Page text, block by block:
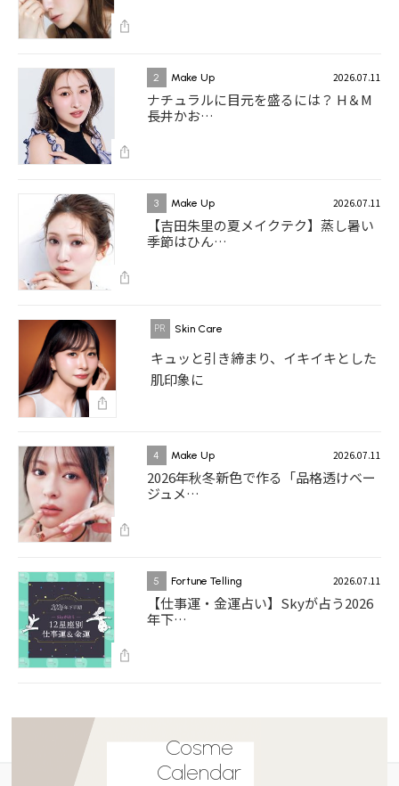
2 Make Up 2026.07.11
ナチュラルに目元を盛るには？ H＆M
長井かお…
3 Make Up 2026.07.11
【吉田朱里の夏メイクテク】蒸し暑い
季節はひん…
Skin Care
キュッと引き締まり、イキイキとした
肌印象に
4 Make Up 2026.07.11
2026年秋冬新色で作る「品格透けベー
ジュメ…
5 Fortune Telling 2026.07.11
【仕事運・金運占い】Skyが占う2026
年下…
Cosme
Calendar